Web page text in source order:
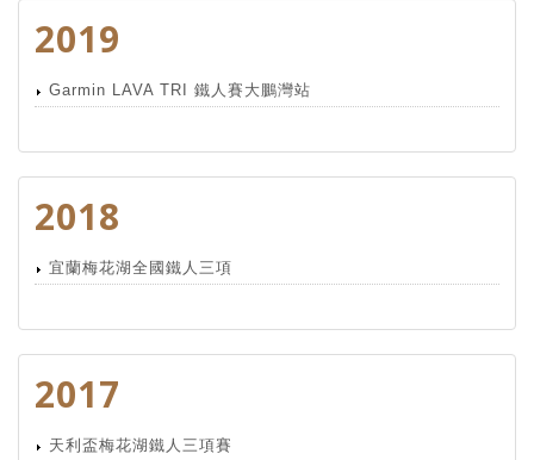
2019
Garmin LAVA TRI 鐵人賽大鵬灣站
2018
宜蘭梅花湖全國鐵人三項
2017
天利盃梅花湖鐵人三項賽